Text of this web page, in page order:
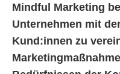
Mindful Marketing
Unternehmen mit
Kund:innen zu